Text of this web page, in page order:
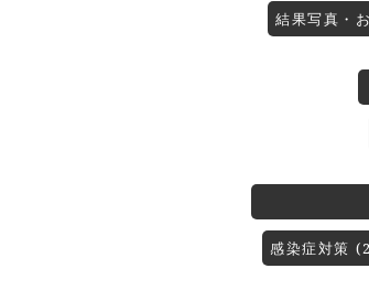
結果写真・
感染症対策